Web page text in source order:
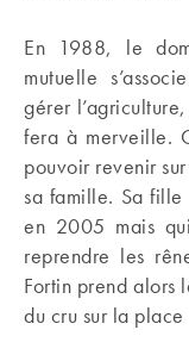
En 1988, le
mutuelle
gérer
fera à merveille.
pouvoir revenir
sa famille. Sa fille
en 2005 mais
reprendre les
Fortin prend alors
du cru sur la